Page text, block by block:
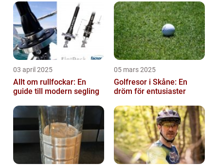
03 april 2025
Allt om rullfockar: En
guide till modern segling
05 mars 2025
Golfresor i Skåne: En
dröm för entusiaster